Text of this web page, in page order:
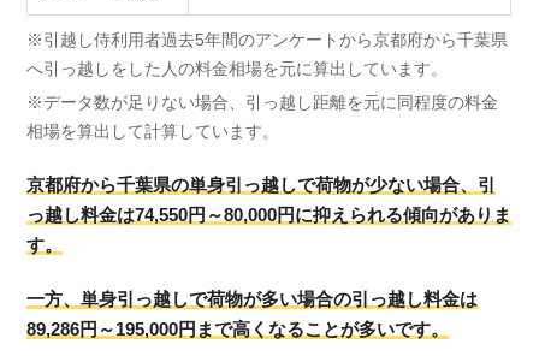
※引越し侍利用者過去5年間のアンケートから京都府から千葉県
へ引っ越しをした人の料金相場を元に算出しています。
※データ数が足りない場合、引っ越し距離を元に同程度の料金
相場を算出して計算しています。
京都府から千葉県の単身引っ越しで荷物が少ない場合、引
っ越し料金は74,550円～80,000円に抑えられる傾向がありま
す。
一方、単身引っ越しで荷物が多い場合の引っ越し料金は
89,286円～195,000円まで高くなることが多いです。